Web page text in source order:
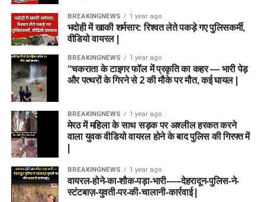
BREAKINGNEWS 1 year ago
भदोही में खाकी शर्मसार: रिश्वत लेते पकड़े गए पुलिसकर्मी,
वीडियो वायरल |
BREAKINGNEWS 1 year ago
“चकराता के टाइगर फॉल में प्रकृति का कहर — भारी पेड़
और पत्थरों के गिरने से 2 की मौके पर मौत, कई घायल |
BREAKINGNEWS 1 year ago
मेरठ में महिला के साथ सड़क पर अश्लील हरकत करने
वाला युवक वीडियो वायरल होने के बाद पुलिस की गिरफ्त में
BREAKINGNEWS 1 year ago
वायरल-होने-का-शौक-पड़ा-भारी-—-देहरादून-पुलिस-ने-
स्टंटबाज़-युवती-पर-की-चालानी-कार्रवाई |